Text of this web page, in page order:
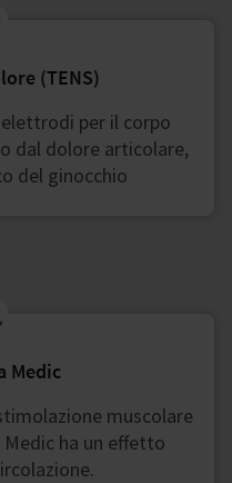
(TENS)
per il corpo
dal dolore articolare,
del ginocchio
Medic
muscolare
ha un effetto